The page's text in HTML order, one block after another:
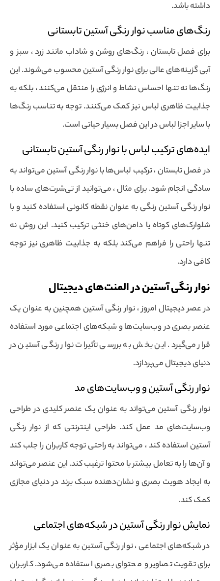
داشته باشد.
رنگ‌های مناسب نوار رنگی آستین تابستانی
برای فصل تابستان ، رنگ‌های روشن و شاداب مانند زرد ، سبز و
آبی گزینه‌های عالی برای نوار رنگی آستین محسوب می‌شوند. این
رنگ‌ها نه تنها احساس نشاط و انرژی را منتقل می‌کنند ، بلکه به
جذابیت ظاهری لباس نیز کمک می‌کنند. توجه به تناسب رنگ‌ها
با سایر اجزا لباس در این فصل بسیار حیاتی است.
ایده‌های ترکیب لباس با نوار رنگی آستین تابستانی
در فصل تابستان ، ترکیب لباس‌ها با نوار رنگی آستین می‌تواند به
سادگی انجام شود. برای مثال ، می‌توانید از تی‌شرت‌های ساده با
نوار رنگی آستین رنگی به عنوان نقطه کانونی استفاده کنید و با
شلوارک‌های کوتاه یا دامن‌های خنثی ترکیب کنید. این روش نه
تنها راحتی را فراهم می‌کند بلکه به جذابیت ظاهری نیز توجه
کافی دارد.
نوار رنگی آستین در المنت‌های دیجیتال
در عصر دیجیتال امروز ، نوار رنگی آستین همچنین به عنوان یک
عنصر بصری در وب‌سایت‌ها و شبکه‌های اجتماعی مورد استفاده
قرار می‌گیرد. این بخش به بررسی تأثیرات نوار رنگی آستین در
دنیای دیجیتال می‌پردازد.
نوار رنگی آستین و وب‌سایت‌های مد
نوار رنگی آستین می‌تواند به عنوان یک عنصر کلیدی در طراحی
وب‌سایت‌های مد عمل کند. طراحی اینترنتی که از نوار رنگی
آستین استفاده کند ، می‌تواند به راحتی توجه کاربران را جلب کند
و آن‌ها را به تعامل بیشتر با محتوا ترغیب کند. این عنصر می‌تواند
به ایجاد هویت بصری و نشان‌دهنده سبک برند در دنیای مجازی
کمک کند.
نمایش نوار رنگی آستین در شبکه‌های اجتماعی
در شبکه‌های اجتماعی ، نوار رنگی آستین به عنوان یک ابزار مؤثر
برای تقویت تصاویر و محتوای بصری استفاده می‌شود. کاربران